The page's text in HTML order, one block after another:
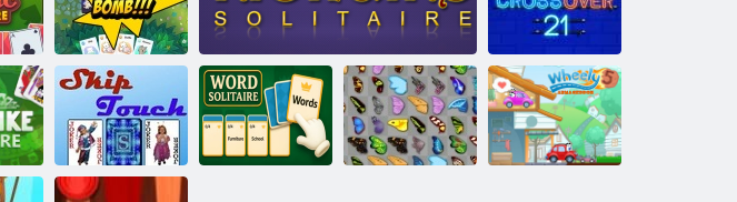
Solitaire Quest
piramīda
Pārsteidzošs
Freecell Solitaire
Kitty kartes Crossover 21